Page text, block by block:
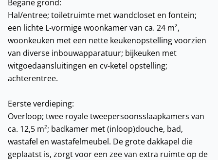
Begane grond:
Hal/entree; toiletruimte met wandcloset en fontein;
een lichte L-vormige woonkamer van ca. 24 m²,
woonkeuken met een nette keukenopstelling voorzien
van diverse inbouwapparatuur; bijkeuken met
witgoedaansluitingen en cv-ketel opstelling;
achterentree.
Eerste verdieping:
Overloop; twee royale tweepersoonsslaapkamers van
ca. 12,5 m²; badkamer met (inloop)douche, bad,
wastafel en wastafelmeubel. De grote dakkapel die
geplaatst is, zorgt voor een zee van extra ruimte op de